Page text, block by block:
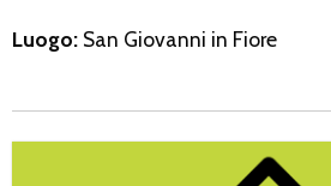
Luogo: San Giovanni in Fiore